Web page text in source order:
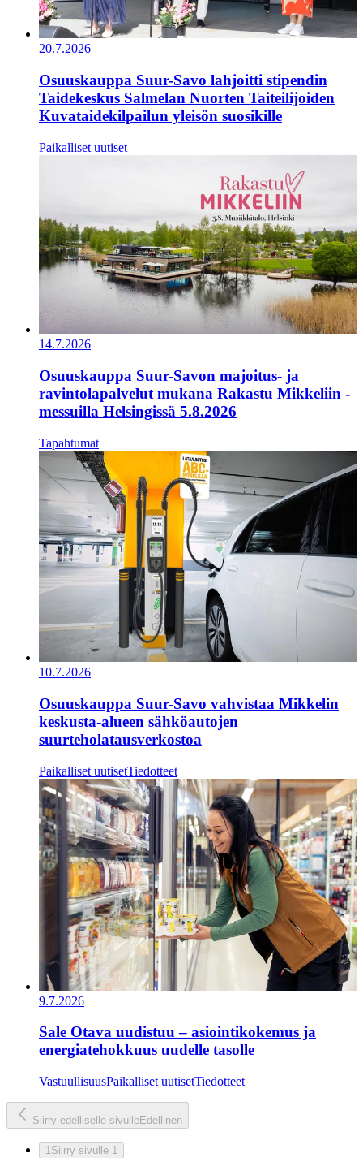
20.7.2026
Osuuskauppa Suur-Savo lahjoitti stipendin
Taidekeskus Salmelan Nuorten Taiteilijoiden
Kuvataidekilpailun yleisön suosikille
Paikalliset uutiset
14.7.2026
Osuuskauppa Suur-Savon majoitus- ja
ravintolapalvelut mukana Rakastu Mikkeliin -
messuilla Helsingissä 5.8.2026
Tapahtumat
10.7.2026
Osuuskauppa Suur-Savo vahvistaa Mikkelin
keskusta-alueen sähköautojen
suurteholatausverkostoa
Paikalliset uutisetTiedotteet
9.7.2026
​​Sale Otava uudistuu – asiointikokemus ja
energiatehokkuus uudelle tasolle​
VastuullisuusPaikalliset uutisetTiedotteet
Siirry edelliselle sivulleEdellinen
1Siirry sivulle 1